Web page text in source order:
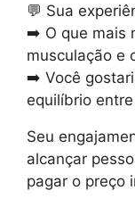
💬 Sua
➡️ O que mais
musculação e
➡️ Você
equilíbrio
Seu
alcançar
pagar o preço